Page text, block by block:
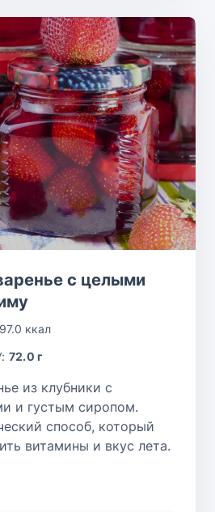
с целыми
ккал
72.0 г
из клубники с
и густым сиропом.
способ, который
витамины и вкус лета.